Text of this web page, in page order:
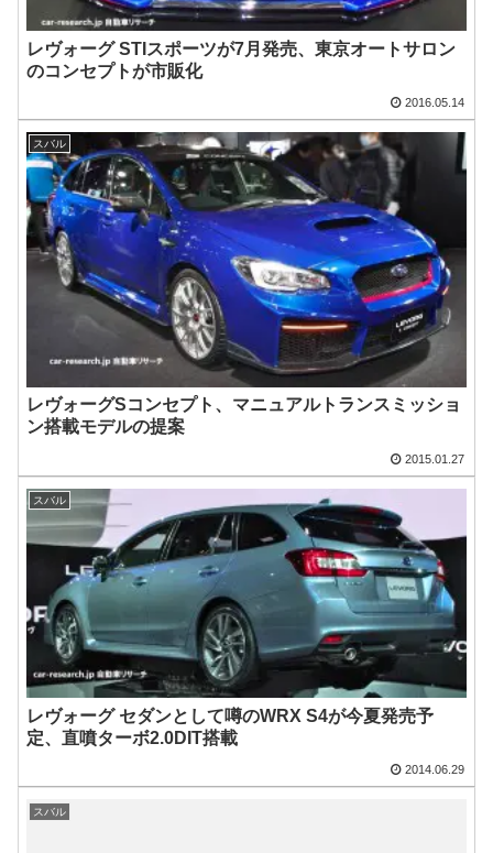
レヴォーグ STIスポーツが7月発売、東京オートサロン
のコンセプトが市販化
2016.05.14
スバル
レヴォーグSコンセプト、マニュアルトランスミッショ
ン搭載モデルの提案
2015.01.27
スバル
レヴォーグ セダンとして噂のWRX S4が今夏発売予
定、直噴ターボ2.0DIT搭載
2014.06.29
スバル